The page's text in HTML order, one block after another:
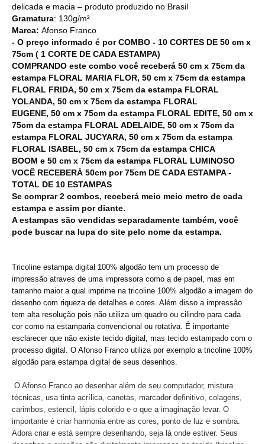
delicada e macia – produto produzido no Brasil
Gramatura: 130g/m²
Marca: Afonso Franco
- O preço informado é por COMBO - 10 CORTES DE 50 cm x
75cm ( 1 CORTE DE CADA ESTAMPA)
COMPRANDO este combo você receberá 50 cm x 75cm da
estampa FLORAL MARIA FLOR, 50 cm x 75cm da estampa
FLORAL FRIDA, 50 cm x 75cm da estampa FLORAL
YOLANDA, 50 cm x 75cm da estampa FLORAL
EUGENE, 50 cm x 75cm da estampa FLORAL EDITE, 50 cm x
75cm da estampa FLORAL ADELAIDE, 50 cm x 75cm da
estampa FLORAL JUCYARA, 50 cm x 75cm da estampa
FLORAL ISABEL, 50 cm x 75cm da estampa CHICA
BOOM e 50 cm x 75cm da estampa FLORAL LUMINOSO
VOCÊ RECEBERÁ 50cm por 75cm DE CADA ESTAMPA -
TOTAL DE 10 ESTAMPAS
Se comprar 2 combos, receberá meio meio metro de cada
estampa e assim por diante.
A estampas são vendidas separadamente também, você
pode buscar na lupa do site pelo nome da estampa.
Tricoline estampa digital 100% algodão tem um processo de
impressão atraves de uma impressora como a de papel, mas em
tamanho maior a qual imprime na tricoline 100% algodão a imagem do
desenho com riqueza de detalhes e cores. Além disso a impressão
tem alta resolução pois não utiliza um quadro ou cilindro para cada
cor como na estamparia convencional ou rotativa. É importante
esclarecer que não existe tecido digital, mas tecido estampado com o
processo digital. O Afonso Franco utiliza por exemplo a tricoline 100%
algodão para estampa digital de seus desenhos.
O Afonso Franco ao desenhar além de seu computador, mistura
técnicas, usa tinta acrílica, canetas, marcador definitivo, colagens,
carimbos, estencil, lápis colorido e o que a imaginação levar. O
importante é criar harmonia entre as cores, ponto de luz e sombra.
Adora criar e está sempre desenhando, seja lá onde estiver. Seus